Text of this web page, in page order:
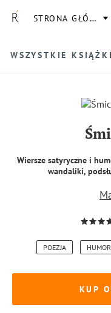
STRONA GŁÓWNA
WSZYSTKIE KSIĄŻKI
Wiersze satyryczne i
wandaliki,
POEZJA HUMOR
KUP